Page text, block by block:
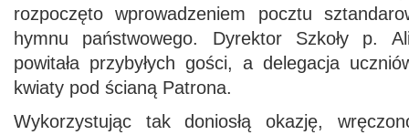
rozpoczęto wprowadzeniem pocztu
hymnu państwowego. Dyrektor Szkoły p.
powitała przybyłych gości, a delegacja
kwiaty pod ścianą Patrona.
Wykorzystując tak doniosłą okazję,